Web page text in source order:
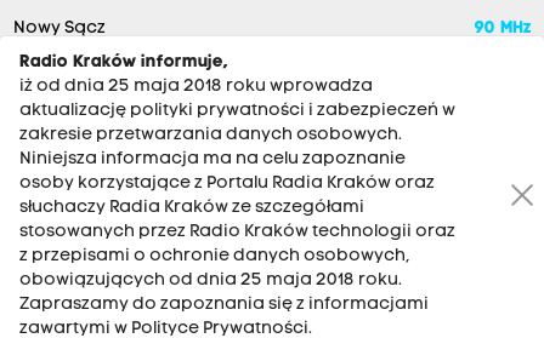
Nowy Sącz 90 MHz
RADIO KRAKÓW SA. Aleja Juliusza Słowackiego 22, 30-007
Kraków
Antena: 12 200 33 33
Radio Kraków informuje,
iż od dnia 25 maja 2018 roku wprowadza
aktualizację polityki prywatności i zabezpieczeń w
zakresie przetwarzania danych osobowych.
Niniejsza informacja ma na celu zapoznanie
osoby korzystające z Portalu Radia Kraków oraz
słuchaczy Radia Kraków ze szczegółami
stosowanych przez Radio Kraków technologii oraz
z przepisami o ochronie danych osobowych,
obowiązujących od dnia 25 maja 2018 roku.
Zapraszamy do zapoznania się z informacjami
zawartymi w Polityce Prywatności.